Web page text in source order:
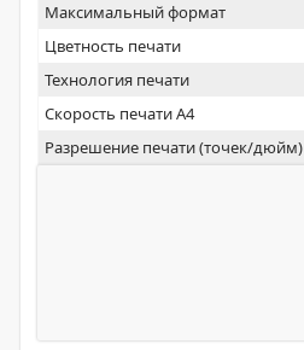
Максимальный формат
Цветность печати
Технология печати
Скорость печати А4
Разрешение печати (точек/дюйм)